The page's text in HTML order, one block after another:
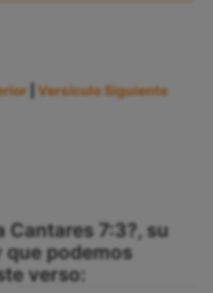
Versículo Siguiente
Cantares 7:3?, su
podemos
verso: